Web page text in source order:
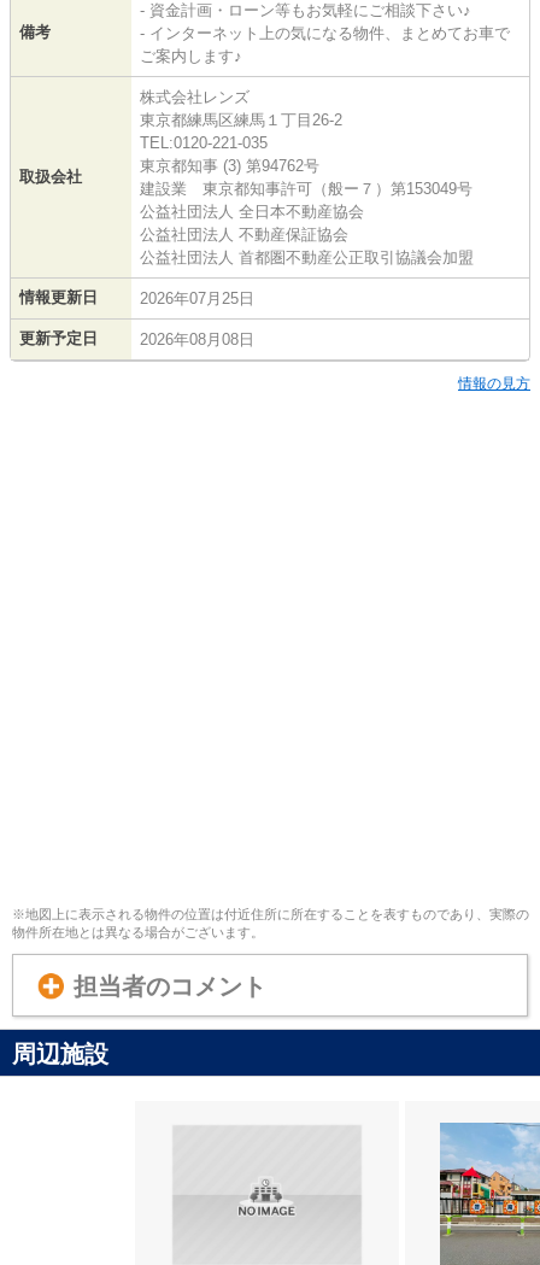
備考
- 資金計画・ローン等もお気軽にご相談下さい♪
- インターネット上の気になる物件、まとめてお車で
ご案内します♪
取扱会社
株式会社レンズ
東京都練馬区練馬１丁目26-2
TEL:0120-221-035
東京都知事 (3) 第94762号
建設業 東京都知事許可（般ー７）第153049号
公益社団法人 全日本不動産協会
公益社団法人 不動産保証協会
公益社団法人 首都圏不動産公正取引協議会加盟
情報更新日 2026年07月25日
更新予定日 2026年08月08日
情報の見方
※地図上に表示される物件の位置は付近住所に所在することを表すものであり、実際の
物件所在地とは異なる場合がございます。
担当者のコメント
周辺施設